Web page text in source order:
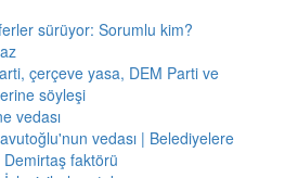
sürüyor: Sorumlu kim?
çerçeve yasa, DEM Parti ve
söyleşi
vedası
vedası | Belediyelere
faktörü